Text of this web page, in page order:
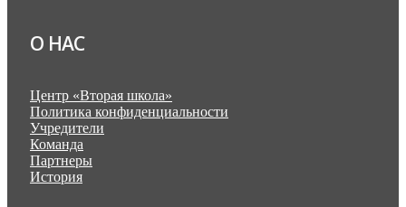
О НАС
Центр «Вторая школа»
Политика конфиденциальности
Учредители
Команда
Партнеры
История